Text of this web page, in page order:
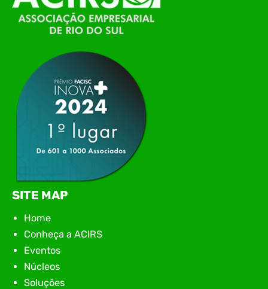
Itajaí, realizou, no dia 21 de julho, o evento
Conexão Tech NIAVI, reunindo empresas de
tecnologia da região para uma noite de
apresentação de novas iniciativas para o setor. O
encontro aconteceu em Rio…
SITE MAP
Home
Conheça a ACIRS
Eventos
Núcleos
Soluções